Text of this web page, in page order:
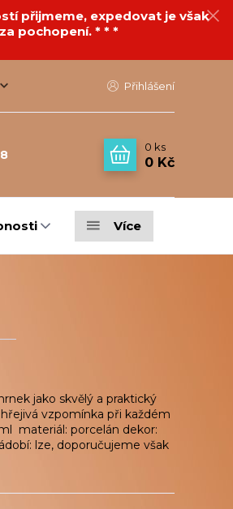
přijmeme, expedovat je však
pochopení. * * *
Přihlášení
0 ks
0 Kč
Více
jako skvělý a praktický
vzpomínka při každém
materiál: porcelán dekor:
lze, doporučujeme však